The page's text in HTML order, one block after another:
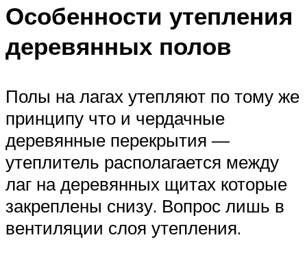
Особенности утепления
деревянных полов
Полы на лагах утепляют по тому же
принципу что и чердачные
деревянные перекрытия —
утеплитель располагается между
лаг на деревянных щитах которые
закреплены снизу. Вопрос лишь в
вентиляции слоя утепления.